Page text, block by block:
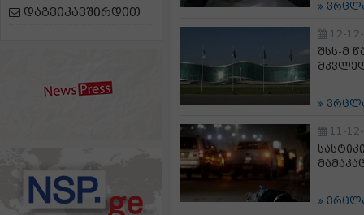
დაგვიკავშირდით
12-
შსს-მ
11-